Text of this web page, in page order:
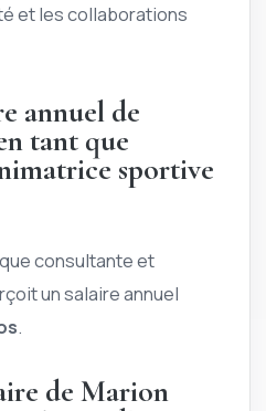
et les collaborations
annuel de
tant que
sportive
consultante et
un salaire annuel
de Marion